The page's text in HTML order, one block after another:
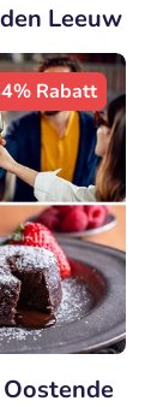
Leeuw
Rabatt